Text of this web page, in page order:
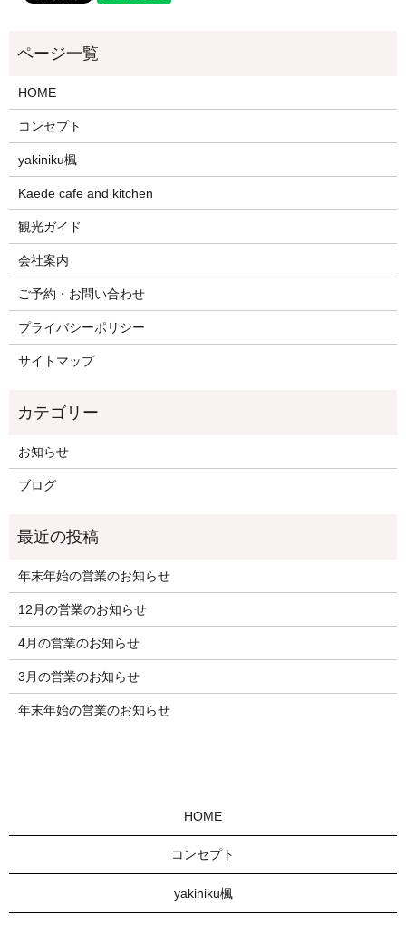
HOME
コンセプト
yakiniku楓
Kaede cafe and kitchen
観光ガイド
会社案内
ご予約・お問い合わせ
プライバシーポリシー
サイトマップ
お知らせ
ブログ
年末年始の営業のお知らせ
12月の営業のお知らせ
4月の営業のお知らせ
3月の営業のお知らせ
年末年始の営業のお知らせ
HOME
コンセプト
yakiniku楓